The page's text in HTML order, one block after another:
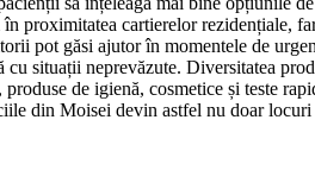
proximitatea cartierelor rezidențiale,
pot găsi ajutor în momentele de
cu situații neprevăzute. Diversitatea
de igienă, cosmetice și teste
din Moisei devin astfel nu doar